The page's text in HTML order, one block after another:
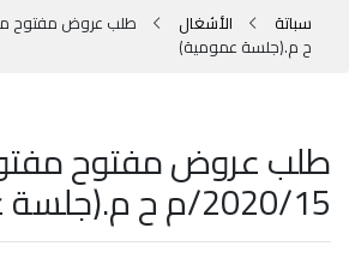
سباتة الأشغال
ح م.(جلسة عمومية)
طلب عروض مفتوح
2020/15/م ح م.(جلسة عمومية)